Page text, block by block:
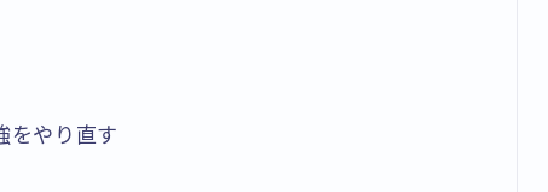
をやり直す